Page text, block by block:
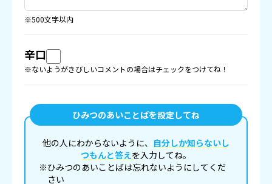
※500文字以内
辛口
※ないようがきびしいコメントの場合はチェックをつけてね！
ひみつのあいことばを設定してね
他の人にわからないように、 自分しか知らないし
つもんと答えを入力してね。
※ひみつのあいことばは忘れないようにしてくだ
さい